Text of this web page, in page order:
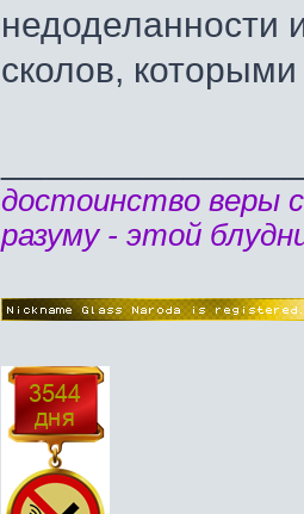
недоделанности
сколов,
достоинство веры
разуму - этой